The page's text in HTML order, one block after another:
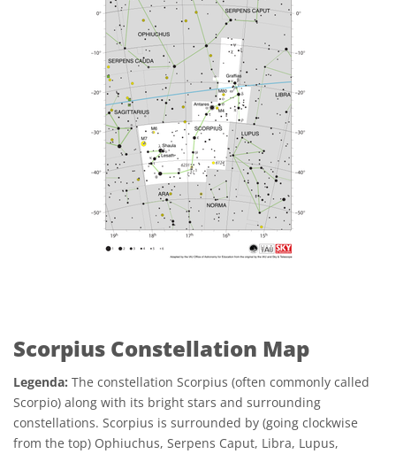
Scorpius Constellation Map
Legenda: The constellation Scorpius (often commonly called
Scorpio) along with its bright stars and surrounding
constellations. Scorpius is surrounded by (going clockwise
from the top) Ophiuchus, Serpens Caput, Libra, Lupus,